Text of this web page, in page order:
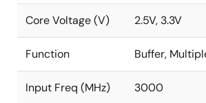
Core Voltage (V) 2.5V, 3.3V
Function Buffer,
Input Freq (MHz) 3000